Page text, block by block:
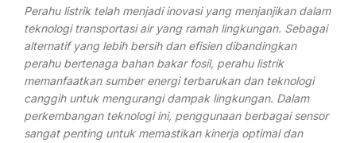
Perahu listrik telah menjadi inovasi yang menjanjikan dalam
teknologi transportasi air yang ramah lingkungan. Sebagai
alternatif yang lebih bersih dan efisien dibandingkan
perahu bertenaga bahan bakar fosil, perahu listrik
memanfaatkan sumber energi terbarukan dan teknologi
canggih untuk mengurangi dampak lingkungan. Dalam
perkembangan teknologi ini, penggunaan berbagai sensor
sangat penting untuk memastikan kinerja optimal dan